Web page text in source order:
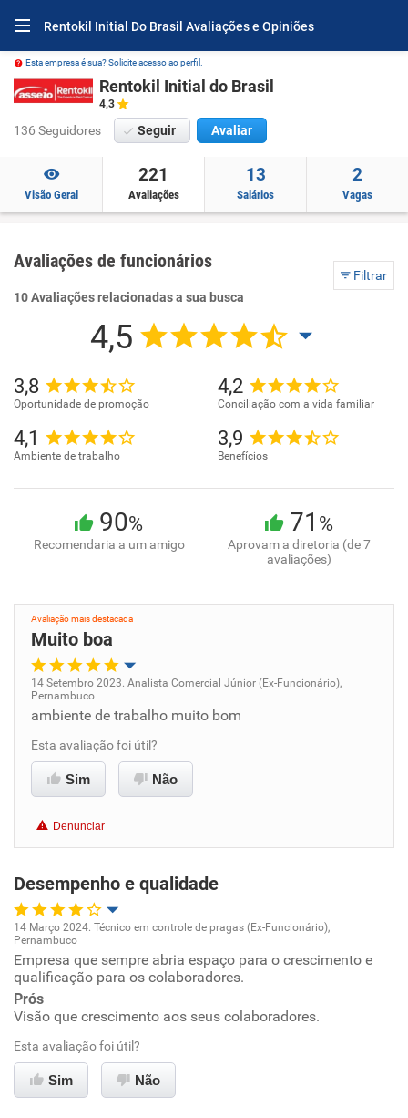
Rentokil Initial Do Brasil Avaliações e Opiniões
Esta empresa é sua? Solicite acesso ao perfil.
Rentokil Initial do Brasil
4,3
136 Seguidores Seguir Avaliar
Visão Geral
221
Avaliações
13
Salários
2
Vagas
Avaliações de funcionários
Filtrar
10 Avaliações relacionadas a sua busca
4,5
3,8
Oportunidade de promoção
4,2
Conciliação com a vida familiar
4,1
Ambiente de trabalho
3,9
Benefícios
90%
Recomendaria a um amigo
71 %
Aprovam a diretoria (de 7
avaliações)
Avaliação mais destacada
Muito boa
Oportunidade de promoção
Ambiente de trabalho
Conciliação com a vida familiar
Recomenda esta empresa
Recomenda a diretoria
14 Setembro 2023. Analista Comercial Júnior (Ex-Funcionário),
Pernambuco
ambiente de trabalho muito bom
Esta avaliação foi útil?
Sim Não
Denunciar
Desempenho e qualidade
Oportunidade de promoção
Ambiente de trabalho
Conciliação com a vida familiar
Benefícios
14 Março 2024. Técnico em controle de pragas (Ex-Funcionário),
Pernambuco
Empresa que sempre abria espaço para o crescimento e
qualificação para os colaboradores.
Prós
Visão que crescimento aos seus colaboradores.
Esta avaliação foi útil?
Sim Não